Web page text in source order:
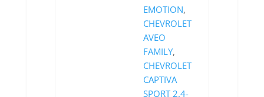
EMOTION,
CHEVROLET
AVEO
FAMILY,
CHEVROLET
CAPTIVA
SPORT 2.4-